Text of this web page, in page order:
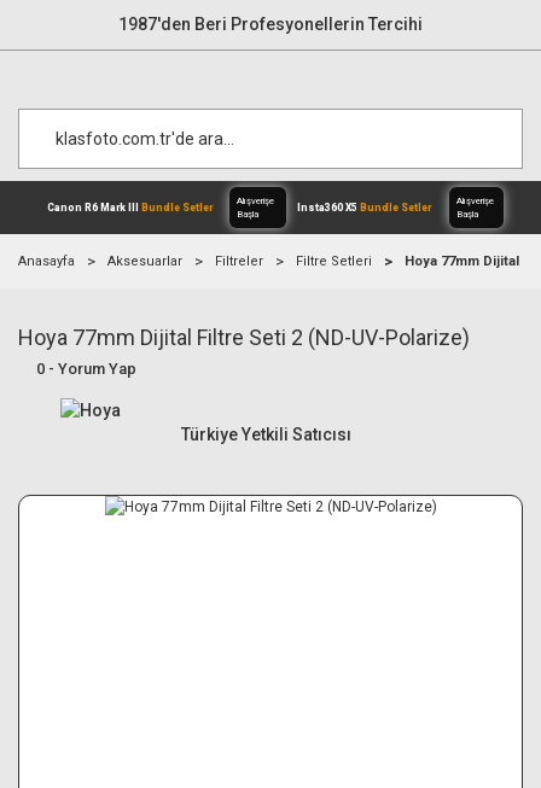
1987'den Beri Profesyonellerin Tercihi
Canon R6 Mark IIIBundle Setler
Alışverişe
Anasayfa Aksesuarlar Filtreler Filtre Setleri Hoya 77mm Dijital
Hoya 77mm Dijital Filtre Seti 2 (ND-UV-Polarize)
0 - Yorum Yap
Türkiye Yetkili Satıcısı